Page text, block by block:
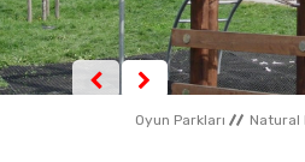
AHŞAP EVLER
KENT MOBILYALARI
Oyun Parkları Natural